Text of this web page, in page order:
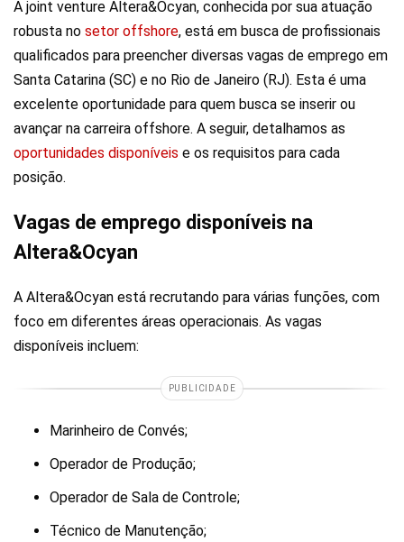
A joint venture Altera&Ocyan, conhecida por sua atuação
robusta no setor offshore, está em busca de profissionais
qualificados para preencher diversas vagas de emprego em
Santa Catarina (SC) e no Rio de Janeiro (RJ). Esta é uma
excelente oportunidade para quem busca se inserir ou
avançar na carreira offshore. A seguir, detalhamos as
oportunidades disponíveis e os requisitos para cada
posição.
Vagas de emprego disponíveis na
Altera&Ocyan
A Altera&Ocyan está recrutando para várias funções, com
foco em diferentes áreas operacionais. As vagas
disponíveis incluem:
PUBLICIDADE
Marinheiro de Convés;
Operador de Produção;
Operador de Sala de Controle;
Técnico de Manutenção;